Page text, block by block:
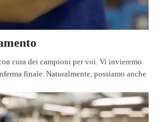
cura dei campioni per voi. Vi invieremo
finale. Naturalmente, possiamo anche